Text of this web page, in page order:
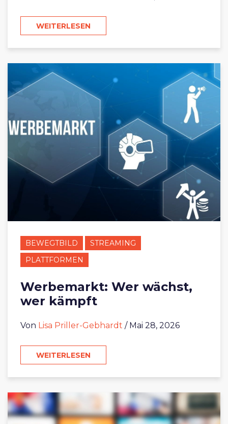
WEITERLESEN
BEWEGTBILD
STREAMING
PLATTFORMEN
Werbemarkt: Wer wächst,
wer kämpft
Von Lisa Priller-Gebhardt / Mai 28, 2026
WEITERLESEN